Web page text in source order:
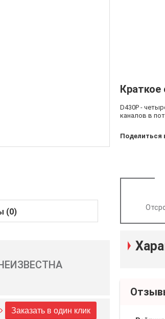
(0)
Заказать в один клик
Краткое
D430P -
каналов в
Поделиться